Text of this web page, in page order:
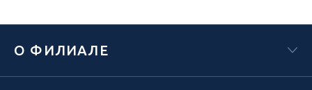
О ФИЛИАЛЕ